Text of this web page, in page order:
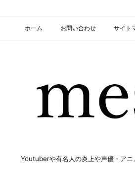
ホーム お問い合わせ サイト
Youtuberや有名人の炎上や声優・アニ